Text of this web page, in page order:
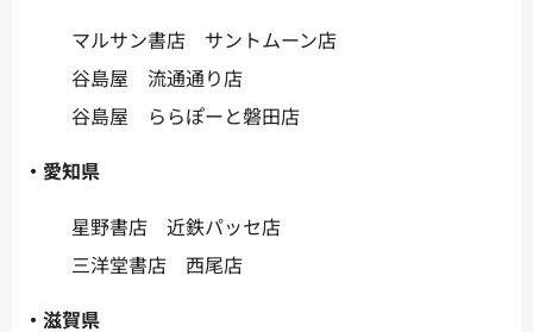
マルサン書店 サントムーン店
谷島屋 流通通り店
谷島屋 ららぽーと磐田店
・愛知県
星野書店 近鉄パッセ店
三洋堂書店 西尾店
・滋賀県